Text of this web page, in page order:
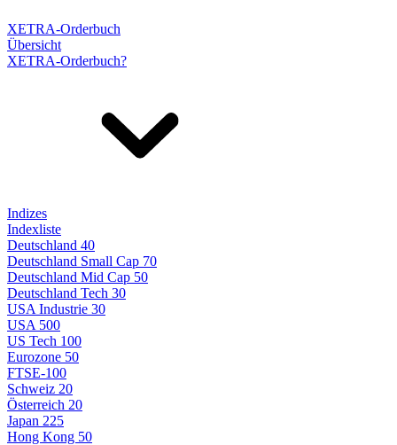
XETRA-Orderbuch
Übersicht
XETRA-Orderbuch?
Indizes
Indexliste
Deutschland 40
Deutschland Small Cap 70
Deutschland Mid Cap 50
Deutschland Tech 30
USA Industrie 30
USA 500
US Tech 100
Eurozone 50
FTSE-100
Schweiz 20
Österreich 20
Japan 225
Hong Kong 50